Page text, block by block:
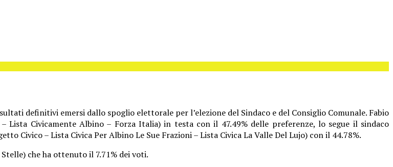
definitivi emersi dallo spoglio elettorale per l’elezione del Sindaco e del Consiglio Comunale. Fabio
Lista Civicamente Albino – Forza Italia) in testa con il 47.49% delle preferenze, lo segue il sindaco
Civico – Lista Civica Per Albino Le Sue Frazioni – Lista Civica La Valle Del Lujo) con il 44.78%.
che ha ottenuto il 7.71% dei voti.